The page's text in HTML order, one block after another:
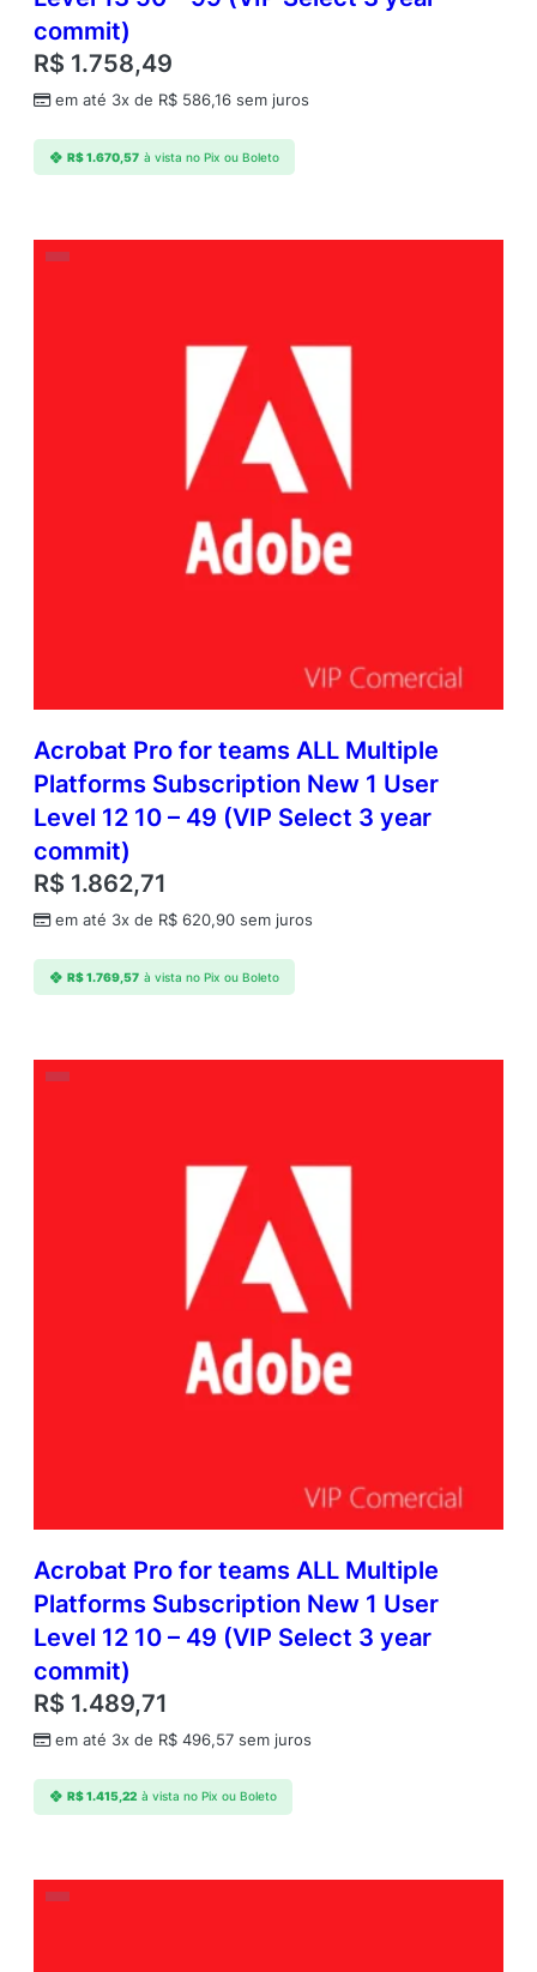
commit)
R$ 1.758,49
em até 3x de R$ 586,16 sem juros
R$1.670,57 à vista no Pix ou Boleto
Acrobat Pro for teams ALL Multiple
Platforms Subscription New 1 User
Level 12 10 – 49 (VIP Select 3 year
commit)
R$ 1.862,71
em até 3x de R$ 620,90 sem juros
R$1.769,57 à vista no Pix ou Boleto
Acrobat Pro for teams ALL Multiple
Platforms Subscription New 1 User
Level 12 10 – 49 (VIP Select 3 year
commit)
R$ 1.489,71
em até 3x de R$ 496,57 sem juros
R$1.415,22 à vista no Pix ou Boleto